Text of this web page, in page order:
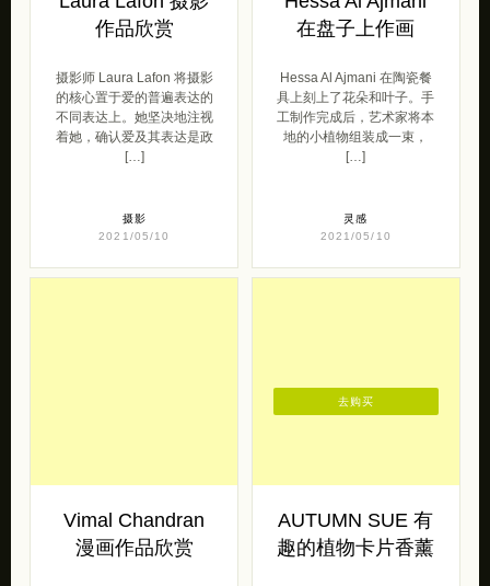
作品欣赏
摄影师 Laura Lafon 将摄影
的核心置于爱的普遍表达的
不同表达上。她坚决地注视
着她，确认爱及其表达是政
[…]
摄影
2021/05/10
在盘子上作画
Hessa Al Ajmani 在陶瓷餐
具上刻上了花朵和叶子。手
工制作完成后，艺术家将本
地的小植物组装成一束，
[…]
灵感
2021/05/10
Vimal Chandran
漫画作品欣赏
AUTUMN SUE 有
趣的植物卡片香薰
去购买